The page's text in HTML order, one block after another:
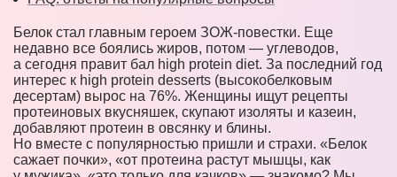
Белок стал главным героем ЗОЖ-повестки. Еще
недавно все боялись жиров, потом — углеводов,
а сегодня правит бал high protein diet. За последний год
интерес к high protein desserts (высокобелковым
десертам) вырос на 76%. Женщины ищут рецепты
протеиновых вкусняшек, скупают изоляты и казеин,
добавляют протеин в овсянку и блины.
Но вместе с популярностью пришли и страхи. «Белок
сажает почки», «от протеина растут мышцы, как